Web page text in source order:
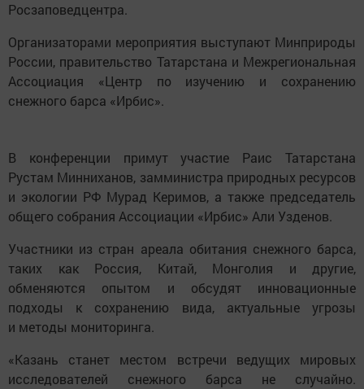
Росзаповедцентра.
Организаторами мероприятия выступают Минприроды
России, правительство Татарстана и Межрегиональная
Ассоциация «Центр по изучению и сохранению
снежного барса «Ирбис».
В конференции примут участие Раис Татарстана
Рустам Минниханов, замминистра природных ресурсов
и экологии РФ Мурад Керимов, а также председатель
общего собрания Ассоциации «Ирбис» Али Узденов.
Участники из стран ареала обитания снежного барса,
таких как Россия, Китай, Монголия и другие,
обменяются опытом и обсудят инновационные
подходы к сохранению вида, актуальные угрозы
и методы мониторинга.
«Казань станет местом встречи ведущих мировых
исследователей снежного барса не случайно.